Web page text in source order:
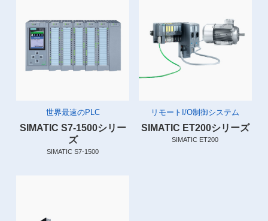
世界最速のPLC
SIMATIC S7-1500シリー
ズ
SIMATIC S7-1500
リモートI/O制御システム
SIMATIC ET200シリーズ
SIMATIC ET200